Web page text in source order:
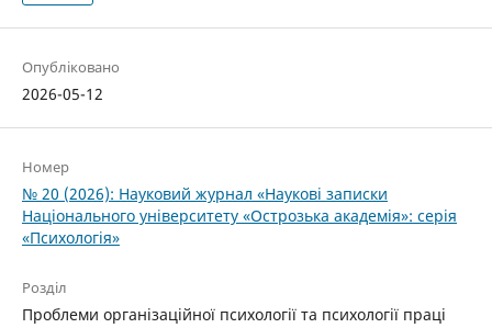
Опубліковано
2026-05-12
Номер
№ 20 (2026): Науковий журнал «Наукові записки
Національного університету «Острозька академія»: серія
«Психологія»
Розділ
Проблеми організаційної психології та психології праці